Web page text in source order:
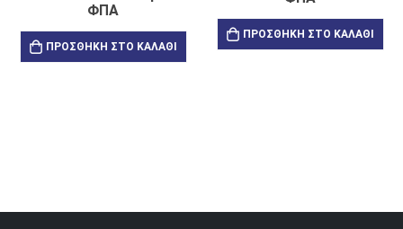
ΦΠΑ
ΠΡΟΣΘΉΚΗ ΣΤΟ ΚΑΛΆΘΙ
ΠΡΟΣΘΉΚΗ ΣΤΟ ΚΑΛΆΘΙ